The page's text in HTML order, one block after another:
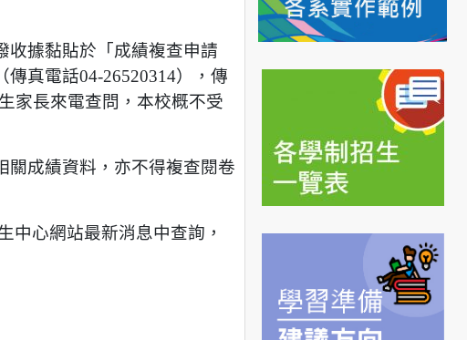
收據黏貼於「成績複查申請
真電話04-26520314），傳
家長來電查問，本校概不受
關成績資料，亦不得複查閱卷
中心網站最新消息中查詢，